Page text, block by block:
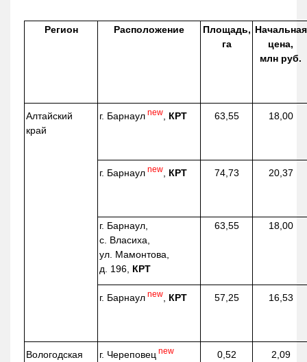
Регион Расположение
Площадь,
га
Начальная
цена,
млн руб.
Алтайский
край
г. Барнаул new КРТ 63,55 18,00
г. Барнаул new КРТ 74,73 20,37
г. Барнаул,
с. Власиха,
ул. Мамонтова,
д. 196, КРТ
63,55 18,00
г. Барнаул new КРТ 57,25 16,53
Вологодская г. Череповец new 0,52 2,09